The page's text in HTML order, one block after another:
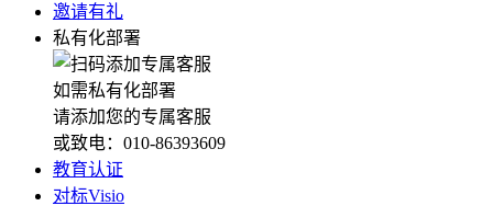
邀请有礼
私有化部署
如需私有化部署
请添加您的专属客服
或致电：010-86393609
教育认证
对标Visio